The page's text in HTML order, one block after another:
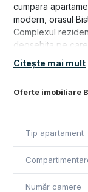
Oferte imobiliare
cumpara
modern, orasul
Complexul
deosebita pe
relaxare si liniste,
frumusetea
Apartamentul are
Se predau la
termica si fonica
Citește mai mult
Tip apartament
Număr camere